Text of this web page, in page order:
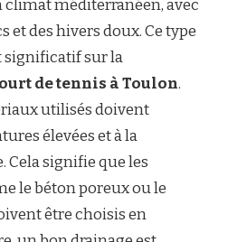
climat méditerranéen, avec
et des hivers doux. Ce type
significatif sur la
de tennis à Toulon.
utilisés doivent
élevées et à la
Cela signifie que les
le béton poreux ou le
être choisis en